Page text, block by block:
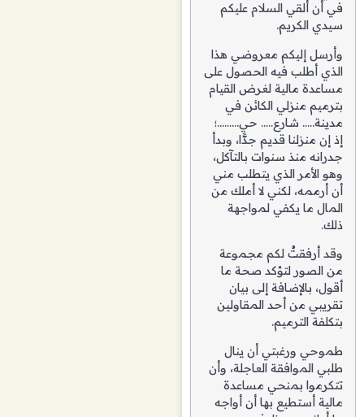
في أن ألقي السلام عليكم
سيدي الكريم.
وأرسل إليكم معروضي هذا
الذي أطلب فيه الحصول على
مساعدة مالية لغرض القيام
بترميم منزلي الكائن في
مدينة….. شارع….. حي………؛
إذ إن منزلنا قديم جدًّا، وبدأ
جدرانه منذ سنوات بالتآكل،
وهو الأمر الذي يتطلب مني
أن أرممه، لكني لا أملك من
المال ما يكفي لمواجهة
ذلك.
وقد أرفقتُ لكم مجموعة
من الصور لتؤكد صحة ما
أقول، بالإضافة إلى بيان
تقريبي من أحد المقاولين
بتكلفة الترميم.
طموحي ورغبتي أن ينال
طلبي الموافقة العاجلة، وأن
تتكرموا بمنحي مساعدة
مالية أستطيع بها أن أواجه